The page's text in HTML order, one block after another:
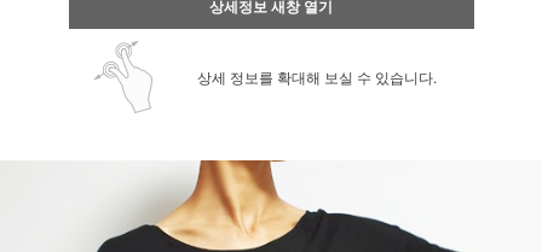
상세정보 새창 열기
상세 정보를 확대해 보실 수 있습니다.